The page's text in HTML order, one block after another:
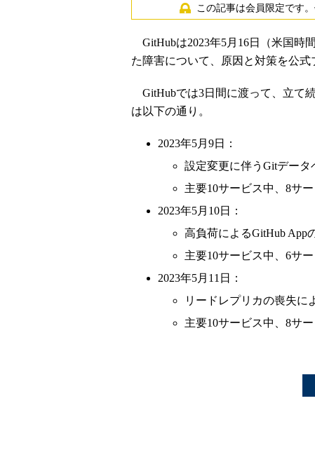
この記事は会員限定です。
GitHubは2023年5月16日（米国時
た障害について、原因と対策を公式
GitHubでは3日間に渡って、立て
は以下の通り。
2023年5月9日：
設定変更に伴うGitデータ
主要10サービス中、8サ
2023年5月10日：
高負荷によるGitHub App
主要10サービス中、6サ
2023年5月11日：
リードレプリカの喪失に
主要10サービス中、8サ